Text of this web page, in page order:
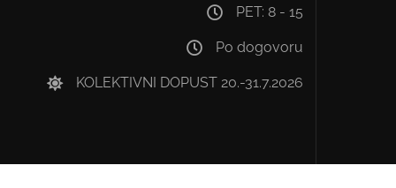
PET: 8 - 15
Po dogovoru
KOLEKTIVNI DOPUST 20.-31.7.2026